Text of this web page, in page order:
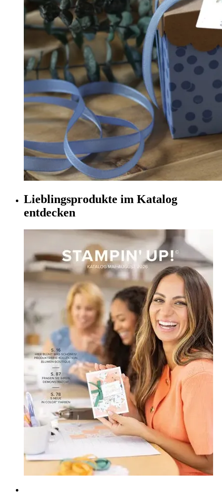
Lieblingsprodukte im Katalog
entdecken